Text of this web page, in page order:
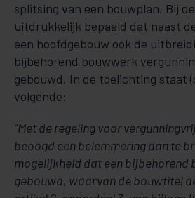
splitsing van een bouwplan. Bij
uitdrukkelijk bepaald dat naast
een hoofdgebouw ook de
bijbehorend bouwwerk
gebouwd. In de toelichting staat
volgende:
“Met de regeling voor
beoogd een belemmering aan te
mogelijkheid dat een bijbehorend
gebouwd, waarvan de bouwtitel